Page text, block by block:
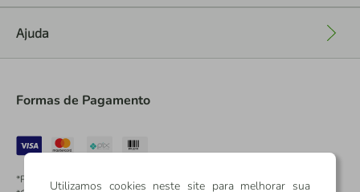
Ajuda
Formas de Pagamento
*Pontos dos Cartões Sicredi
Utilizamos cookies neste site para melhorar sua